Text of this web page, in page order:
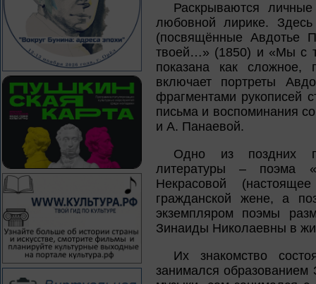
Раскрываются
любовной лирике. Здесь
(посвящённые Авдотье
твоей…» (1850) и «Мы с
показана как сложное,
включает портреты
фрагментами рукописей
письма и воспоминания
и А. Панаевой.
Одно из поздних
литературы – поэма
Некрасовой
гражданской жене, а
экземпляром поэмы
Зинаиды Николаевны в
Их знакомство
занимался образованием